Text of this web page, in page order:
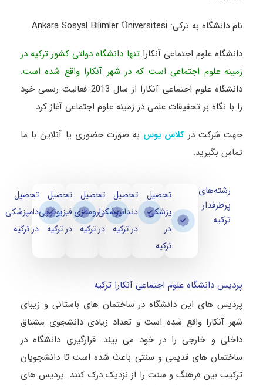
نام دانشگاه به ترکی: Ankara Sosyal Bilimler Üniversitesi
دانشگاه علوم اجتماعی آنکاراتنها دانشگاه دولتی کشور ترکیه در
زمینه علوم اجتماعی است که در شهر آنکارا واقع شده است.
دانشگاه علوم اجتماعی آنکارا از سال 2013 فعالیت رسمی خود
را با نگاه بر تحقیقات علمی در زمینه علوم اجتماعی آغاز کرد.
جهت شرکت درکلاس یوس به صورت حضوری یا آنلاین با ما
تماس بگیرید.
رشته‌های
پرطرفدار
ترکیه
تحصیل
پزشکی
در
ترکیه
تحصیل
دندانپزشکی
در ترکیه
تحصیل
داروسازی
در ترکیه
تحصیل
فیزیوتراپی
در ترکیه
تحصیل
دامپزشکی
در ترکیه
پردیس دانشگاه علوم اجتماعی آنکارا ترکیه
پردیس های این دانشگاه در ساختمان های باستانی و زیبای
شهر آنکارا واقع شده است و تعداد زیادی دانشجوی مشتاق
داخلی و خارجی را در خود می بیند. قرارگیری دانشگاه در
ساختمان های قدیمی و سنتی باعث شده است تا دانشجویان
ترکیب بین فرهنگ و سنت را از نزدیک درک کنند. پردیس های